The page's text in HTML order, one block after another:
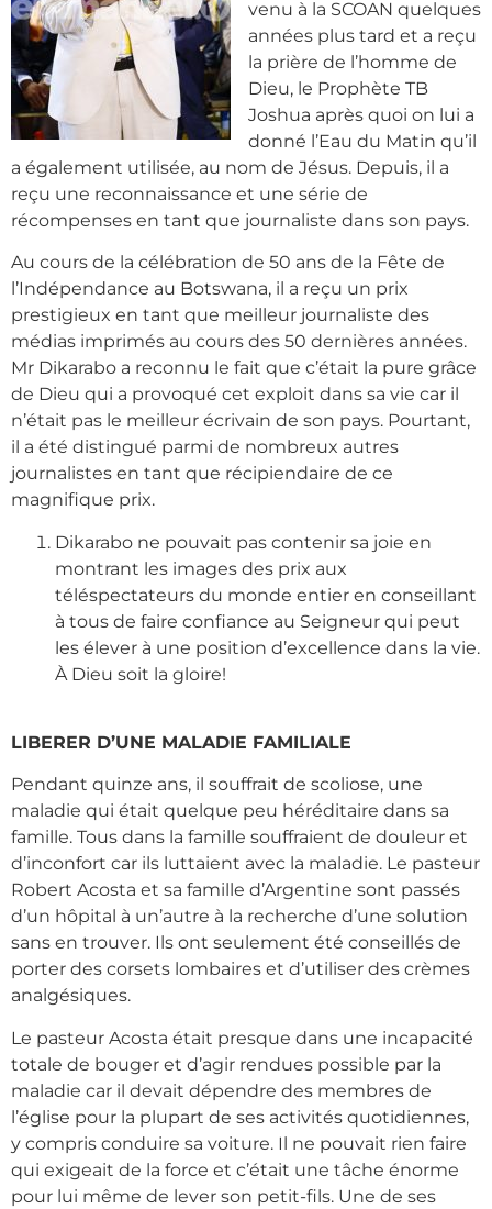
venu à la SCOAN quelques
années plus tard et a reçu
la prière de l’homme de
Dieu, le Prophète TB
Joshua après quoi on lui a
donné l’Eau du Matin qu’il
a également utilisée, au nom de Jésus. Depuis, il a
reçu une reconnaissance et une série de
récompenses en tant que journaliste dans son pays.
Au cours de la célébration de 50 ans de la Fête de
l’Indépendance au Botswana, il a reçu un prix
prestigieux en tant que meilleur journaliste des
médias imprimés au cours des 50 dernières années.
Mr Dikarabo a reconnu le fait que c’était la pure grâce
de Dieu qui a provoqué cet exploit dans sa vie car il
n’était pas le meilleur écrivain de son pays. Pourtant,
il a été distingué parmi de nombreux autres
journalistes en tant que récipiendaire de ce
magnifique prix.
Dikarabo ne pouvait pas contenir sa joie en
montrant les images des prix aux
téléspectateurs du monde entier en conseillant
à tous de faire confiance au Seigneur qui peut
les élever à une position d’excellence dans la vie.
À Dieu soit la gloire!
LIBERER D’UNE MALADIE FAMILIALE
Pendant quinze ans, il souffrait de scoliose, une
maladie qui était quelque peu héréditaire dans sa
famille. Tous dans la famille souffraient de douleur et
d’inconfort car ils luttaient avec la maladie. Le pasteur
Robert Acosta et sa famille d’Argentine sont passés
d’un hôpital à un’autre à la recherche d’une solution
sans en trouver. Ils ont seulement été conseillés de
porter des corsets lombaires et d’utiliser des crèmes
analgésiques.
Le pasteur Acosta était presque dans une incapacité
totale de bouger et d’agir rendues possible par la
maladie car il devait dépendre des membres de
l’église pour la plupart de ses activités quotidiennes,
y compris conduire sa voiture. Il ne pouvait rien faire
qui exigeait de la force et c’était une tâche énorme
pour lui même de lever son petit-fils. Une de ses